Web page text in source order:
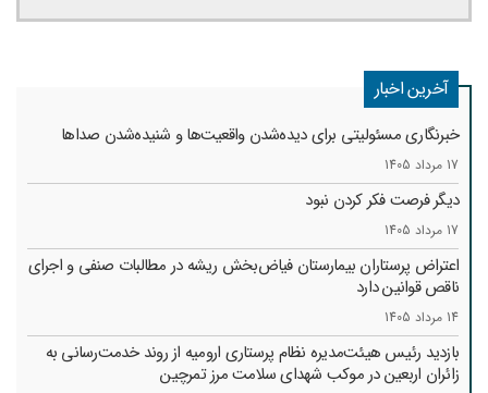
آخرین اخبار
خبرنگاری مسئولیتی برای دیده‌شدن واقعیت‌ها و شنیده‌شدن صداها
17 مرداد 1405
دیگر فرصت فکر کردن نبود
17 مرداد 1405
اعتراض پرستاران بیمارستان فیاض‌بخش ریشه در مطالبات صنفی و اجرای
ناقص قوانین دارد
14 مرداد 1405
بازدید رئیس هیئت‌مدیره نظام پرستاری ارومیه از روند خدمت‌رسانی به
زائران اربعین در موکب شهدای سلامت مرز تمرچین